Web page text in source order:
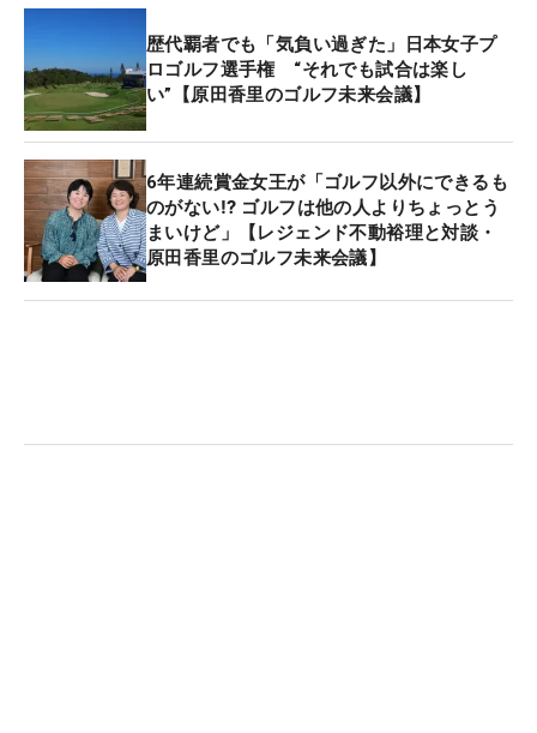
今は、その頃よりトレーニングも練習も、ラウンド
も格段に増えてはいます。一方で、身体的には年齢
とともに衰える部分があるのは自然の摂理。そんな
中で、客観的に「振れている」と言ってもらったこ
とは、やっていることがまちがっていないのだな、
と背中を押してもらった思いでした。
そんなことがあったあとで、今以上に体幹をしっか
びを選びました。少しハード目スペックのものを手
歴代覇者でも「気負い過ぎた」日本女子プ
ロゴルフ選手権 “それでも試合は楽し
い”【原田香里のゴルフ未来会議】
6年連続賞金女王が「ゴルフ以外にできるも
のがない⁉ ゴルフは他の人よりちょっとう
まいけど」【レジェンド不動裕理と対談・
原田香里のゴルフ未来会議】